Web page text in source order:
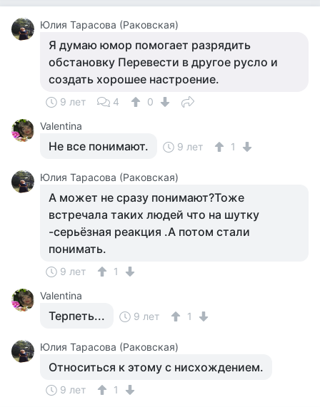
Юлия Тарасова (Раковская)
Я думаю юмор помогает разрядить
обстановку Перевести в другое русло и
создать хорошее настроение.
9 лет 4
0
Valentina
Не все понимают. 9 лет 1
Юлия Тарасова (Раковская)
А может не сразу понимают?Тоже
встречала таких людей что на шутку
-серьёзная реакция .А потом стали
понимать.
9 лет
1
Valentina
Терпеть... 9 лет 1
Юлия Тарасова (Раковская)
Относиться к этому с нисхождением.
9 лет 1